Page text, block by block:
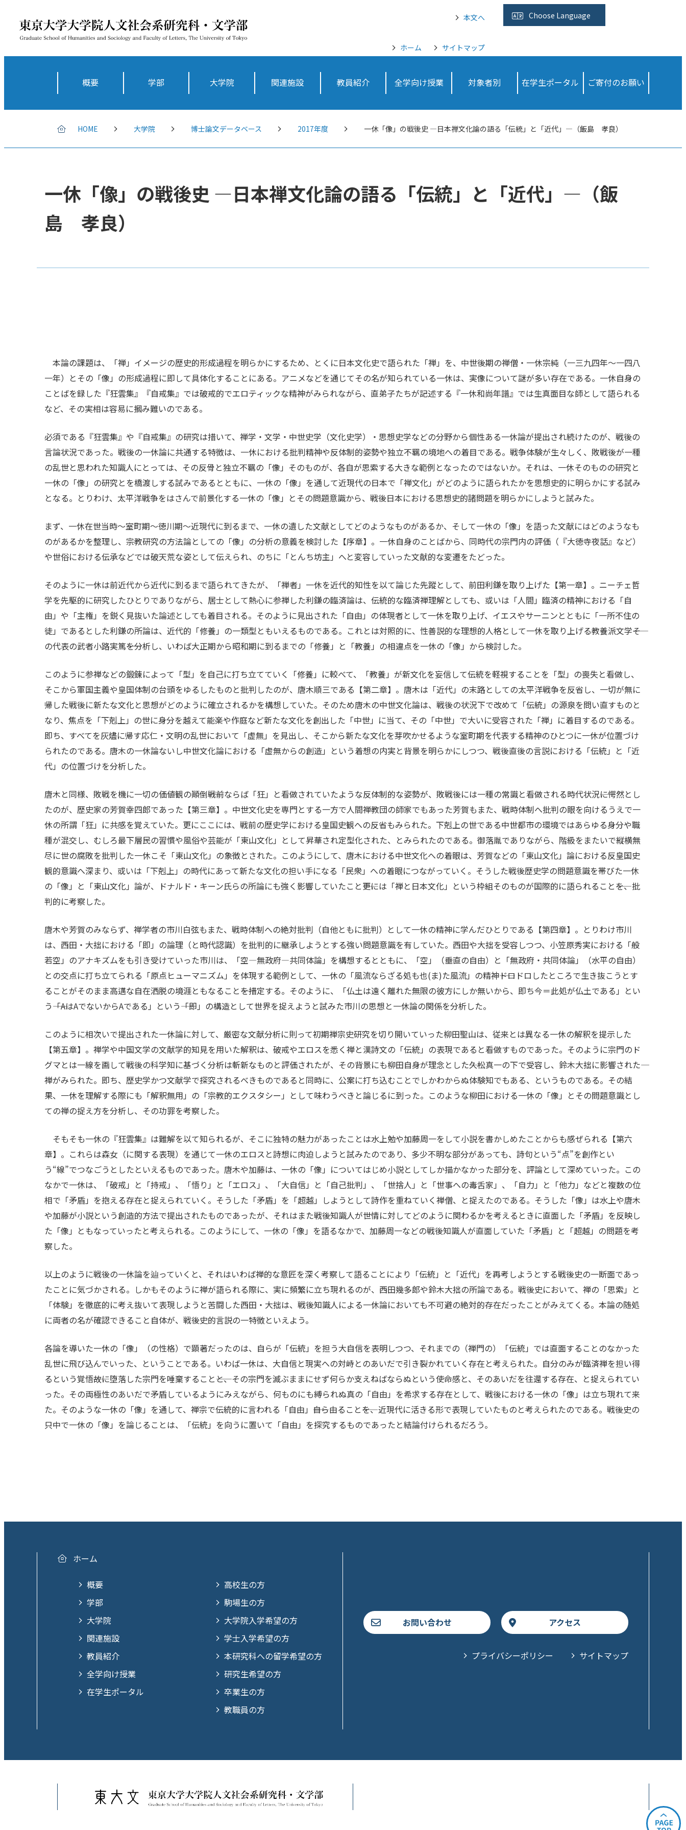
本文へ Choose Language
ホーム サイトマップ
概要 学部 大学院 関連施設 教員紹介 全学向け授業 対象者別 在学生ポータル ご寄付のお願い
HOME 大学院 博士論文データベース 2017年度 一休「像」の戦後史 —日本禅文化論の語る「伝統」と「近代」—（飯島 孝良）
一休「像」の戦後史 —日本禅文化論の語る「伝統」と「近代」—（飯
島 孝良）
本論の課題は、「禅」イメージの歴史的形成過程を明らかにするため、とくに日本文化史で語られた「禅」を、中世後期の禅僧・一休宗純（一三九四年～一四八
一年）とその「像」の形成過程に即して具体化することにある。アニメなどを通じてその名が知られている一休は、実像について謎が多い存在である。一休自身の
ことばを録した『狂雲集』『自戒集』では破戒的でエロティックな精神がみられながら、直弟子たちが記述する『一休和尚年譜』では生真面目な師として語られる
など、その実相は容易に摑み難いのである。
必須である『狂雲集』や『自戒集』の研究は措いて、禅学・文学・中世史学（文化史学）・思想史学などの分野から個性ある一休論が提出され続けたのが、戦後の
言論状況であった。戦後の一休論に共通する特徴は、一休における批判精神や反体制的姿勢や独立不羈の境地への着目である。戦争体験が生々しく、敗戦後が一種
の乱世と思われた知識人にとっては、その反骨と独立不羈の「像」そのものが、各自が思索する大きな範例となったのではないか。それは、一休そのものの研究と
一休の「像」の研究とを橋渡しする試みであるとともに、一休の「像」を通して近現代の日本で「禅文化」がどのように語られたかを思想史的に明らかにする試み
となる。とりわけ、太平洋戦争をはさんで前景化する一休の「像」とその問題意識から、戦後日本における思想史的諸問題を明らかにしようと試みた。
まず、一休在世当時～室町期～徳川期～近現代に到るまで、一休の遺した文献としてどのようなものがあるか、そして一休の「像」を語った文献にはどのようなも
のがあるかを整理し、宗教研究の方法論としての「像」の分析の意義を検討した【序章】。一休自身のことばから、同時代の宗門内の評価（『大徳寺夜話』など）
や世俗における伝承などでは破天荒な姿として伝えられ、のちに「とんち坊主」へと変容していった文献的な変遷をたどった。
そのように一休は前近代から近代に到るまで語られてきたが、「禅者」一休を近代的知性を以て論じた先蹤として、前田利鎌を取り上げた【第一章】。ニーチェ哲
学を先駆的に研究したひとりでありながら、居士として熱心に参禅した利鎌の臨済論は、伝統的な臨済禅理解としても、或いは「人間」臨済の精神における「自
由」や「主権」を鋭く見抜いた論述としても着目される。そのように見出された「自由」の体現者として一休を取り上げ、イエスやサーニンとともに「一所不住の
徒」であるとした利鎌の所論は、近代的「修養」の一類型ともいえるものである。これとは対照的に、性善説的な理想的人格として一休を取り上げる教養派文学――そ
の代表の武者小路実篤――を分析し、いわば大正期から昭和期に到るまでの「修養」と「教養」の相違点を一休の「像」から検討した。
このように参禅などの鍛錬によって「型」を自己に打ち立てていく「修養」に較べて、「教養」が新文化を妄信して伝統を軽視することを「型」の喪失と看做し、
そこから軍国主義や皇国体制の台頭をゆるしたものと批判したのが、唐木順三である【第二章】。唐木は「近代」の末路としての太平洋戦争を反省し、一切が無に
帰した戦後に新たな文化と思想がどのように確立されるかを構想していた。そのため唐木の中世文化論は、戦後の状況下で改めて「伝統」の源泉を問い直すものと
なり、焦点を「下剋上」の世に身分を越えて能楽や作庭など新たな文化を創出した「中世」に当て、その「中世」で大いに受容された「禅」に着目するのである。
即ち、すべてを灰燼に帰す応仁・文明の乱世において「虚無」を見出し、そこから新たな文化を芽吹かせるような室町期を代表する精神のひとつに一休が位置づけ
られたのである。唐木の一休論ないし中世文化論における「虚無からの創造」という着想の内実と背景を明らかにしつつ、戦後直後の言説における「伝統」と「近
代」の位置づけを分析した。
唐木と同様、敗戦を機に一切の価値観の顚倒――戦前ならば「狂」と看做されていたような反体制的な姿勢が、敗戦後には一種の常識と看做される時代状況――に愕然とし
たのが、歴史家の芳賀幸四郎であった【第三章】。中世文化史を専門とする一方で人間禅教団の師家でもあった芳賀もまた、戦時体制へ批判の眼を向けるうえで一
休の所謂「狂」に共感を覚えていた。更にここには、戦前の歴史学における皇国史観への反省もみられた。下剋上の世である中世都市の環境ではあらゆる身分や職
種が混交し、むしろ最下層民の習慣や風俗や芸能が「東山文化」として昇華され定型化された、とみられたのである。御落胤でありながら、階級をまたいで縦横無
尽に世の腐敗を批判した一休こそ「東山文化」の象徴とされた。このようにして、唐木における中世文化への着眼は、芳賀などの「東山文化」論における反皇国史
観的意識へ深まり、或いは「下剋上」の時代にあって新たな文化の担い手になる「民衆」への着眼につながっていく。そうした戦後歴史学の問題意識を帯びた一休
の「像」と「東山文化」論が、ドナルド・キーン氏らの所論にも強く影響していたこと――更には「禅と日本文化」という枠組そのものが国際的に語られること――を、批
判的に考察した。
唐木や芳賀のみならず、禅学者の市川白弦もまた、戦時体制への絶対批判（自他ともに批判）として一休の精神に学んだひとりである【第四章】。とりわけ市川
は、西田・大拙における「即」の論理（と時代認識）を批判的に継承しようとする強い問題意識を有していた。西田や大拙を受容しつつ、小笠原秀実における「般
若空」のアナキズムをも引き受けていった市川は、「空―無政府―共同体論」を構想するとともに、「空」（垂直の自由）と「無政府・共同体論」（水平の自由）
との交点に打ち立てられる「原点ヒューマニズム」を体現する範例として、一休の「風流ならざる処も也(ま)た風流」の精神――ドロドロしたところで生き抜こうとす
ることがそのまま高邁な自在洒脱の境涯ともなること――を措定する。そのように、「仏土は遠く離れた無限の彼方にしか無いから、即ち今＝此処が仏土である」とい
う――「AはAでないからAである」という――「即」の構造として世界を捉えようと試みた市川の思想と一休論の関係を分析した。
このように相次いで提出された一休論に対して、厳密な文献分析に則って初期禅宗史研究を切り開いていった柳田聖山は、従来とは異なる一休の解釈を提示した
【第五章】。禅学や中国文学の文献学的知見を用いた解釈は、破戒やエロスを悉く禅と漢詩文の「伝統」の表現であると看做すものであった。そのように宗門のド
グマとは一線を画して戦後の科学知に基づく分析は斬新なものと評価されたが、その背景にも柳田自身が理念とした――久松真一の下で受容し、鈴木大拙に影響された――
禅がみられた。即ち、歴史学かつ文献学で探究されるべきものであると同時に、公案に打ち込むことでしかわからぬ体験知でもある、というものである。その結
果、一休を理解する際にも「解釈無用」の「宗教的エクスタシー」として味わうべきと論じるに到った。このような柳田における一休の「像」とその問題意識とし
ての禅の捉え方を分析し、その功罪を考察した。
そもそも一休の『狂雲集』は難解を以て知られるが、そこに独特の魅力があったことは水上勉や加藤周一をして小説を書かしめたことからも感ぜられる【第六
章】。これらは森女（に関する表現）を通じて一休のエロスと詩想に肉迫しようと試みたのであり、多少不明な部分があっても、詩句という“点”を創作とい
う“線”でつなごうとしたといえるものであった。唐木や加藤は、一休の「像」についてはじめ小説としてしか描かなかった部分を、評論として深めていった。この
なかで一休は、「破戒」と「持戒」、「悟り」と「エロス」、「大自信」と「自己批判」、「世捨人」と「世事への毒舌家」、「自力」と「他力」などと複数の位
相で「矛盾」を抱える存在と捉えられていく。そうした「矛盾」を「超越」しようとして詩作を重ねていく禅僧、と捉えたのである。そうした「像」は水上や唐木
や加藤が小説という創造的方法で提出されたものであったが、それはまた戦後知識人が世情に対してどのように関わるかを考えるときに直面した「矛盾」を反映し
た「像」ともなっていったと考えられる。このようにして、一休の「像」を語るなかで、加藤周一などの戦後知識人が直面していた「矛盾」と「超越」の問題を考
察した。
以上のように戦後の一休論を辿っていくと、それはいわば禅的な意匠を深く考察して語ることにより「伝統」と「近代」を再考しようとする戦後史の一断面であっ
たことに気づかされる。しかもそのように禅が語られる際に、実に頻繁に立ち現れるのが、西田幾多郎や鈴木大拙の所論である。戦後史において、禅の「思索」と
「体験」を徹底的に考え抜いて表現しようと苦闘した西田・大拙は、戦後知識人による一休論においても不可避の絶対的存在だったことがみえてくる。本論の随処
に両者の名が確認できること自体が、戦後史的言説の一特徴といえよう。
各論を導いた一休の「像」（の性格）で顕著だったのは、自らが「伝統」を担う大自信を表明しつつ、それまでの（禅門の）「伝統」では直面することのなかった
乱世に飛び込んでいった、ということである。いわば一休は、大自信と現実への対峙とのあいだで引き裂かれていく存在と考えられた。自分のみが臨済禅を担い得
るという覚悟――故に堕落した宗門を唾棄すること――と、その宗門を滅ぶままにせず何らか支えねばならぬという使命感と、そのあいだを往還する存在、と捉えられてい
った。その両極性のあいだで矛盾しているようにみえながら、何ものにも縛られぬ真の「自由」を希求する存在として、戦後における一休の「像」は立ち現れて来
た。そのような一休の「像」を通して、禅宗で伝統的に言われる「自由」――自ら由ること――を、近現代に活きる形で表現していたものと考えられたのである。戦後史の
只中で一休の「像」を論じることは、「伝統」を向うに置いて「自由」を探究するものであったと結論付けられるだろう。
ホーム
概要
学部
大学院
関連施設
教員紹介
全学向け授業
在学生ポータル
高校生の方
駒場生の方
大学院入学希望の方
学士入学希望の方
本研究科への留学希望の方
研究生希望の方
卒業生の方
教職員の方
お問い合わせ アクセス
プライバシーポリシー サイトマップ